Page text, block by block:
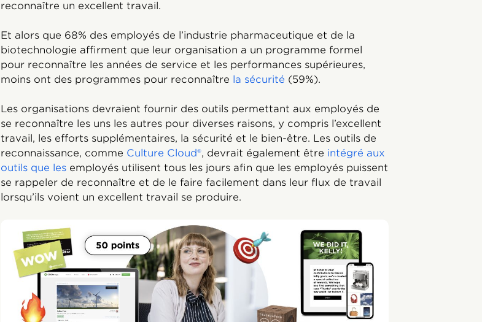
reconnaître un excellent travail.
Et alors que 68% des employés de l’industrie pharmaceutique et de la
biotechnologie affirment que leur organisation a un programme formel
pour reconnaître les années de service et les performances supérieures,
moins ont des programmes pour reconnaître la sécurité (59%).
Les organisations devraient fournir des outils permettant aux employés de
se reconnaître les uns les autres pour diverses raisons, y compris l’excellent
travail, les efforts supplémentaires, la sécurité et le bien-être. Les outils de
reconnaissance, comme Culture Cloud®, devrait également être intégré aux
outils que les employés utilisent tous les jours afin que les employés puissent
se rappeler de reconnaître et de le faire facilement dans leur flux de travail
lorsqu’ils voient un excellent travail se produire.